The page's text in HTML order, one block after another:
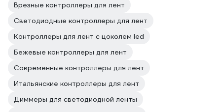
Врезные контроллеры для лент
Светодиодные контроллеры для лент
Контроллеры для лент с цоколем led
Бежевые контроллеры для лент
Современные контроллеры для лент
Итальянские контроллеры для лент
Диммеры для светодиодной ленты